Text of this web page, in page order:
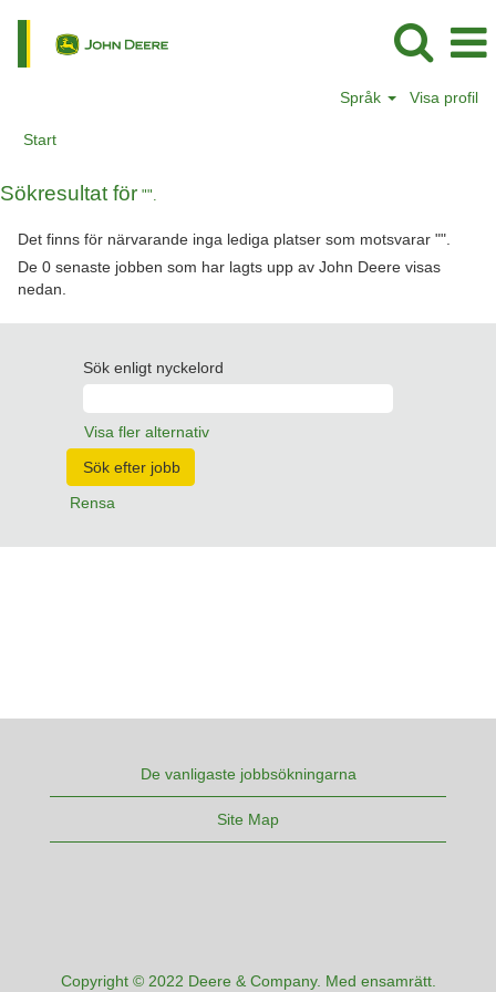
Språk Visa profil
Start
Sökresultat för "".
Det finns för närvarande inga lediga platser som motsvarar "".
De 0 senaste jobben som har lagts upp av John Deere visas
nedan.
Sök enligt nyckelord
Visa fler alternativ
Rensa
De vanligaste jobbsökningarna
Site Map
Copyright © 2022 Deere & Company. Med ensamrätt.